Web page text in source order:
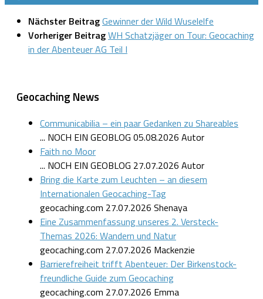
Nächster BeitragGewinner der Wild Wuselelfe
Vorheriger BeitragWH Schatzjäger on Tour: Geocaching
in der Abenteuer AG Teil I
Geocaching News
Communicabilia – ein paar Gedanken zu Shareables
... NOCH EIN GEOBLOG 05.08.2026 Autor
Faith no Moor
... NOCH EIN GEOBLOG 27.07.2026 Autor
Bring die Karte zum Leuchten – an diesem
Internationalen Geocaching-Tag
geocaching.com 27.07.2026 Shenaya
Eine Zusammenfassung unseres 2. Versteck-
Themas 2026: Wandern und Natur
geocaching.com 27.07.2026 Mackenzie
Barrierefreiheit trifft Abenteuer: Der Birkenstock-
freundliche Guide zum Geocaching
geocaching.com 27.07.2026 Emma